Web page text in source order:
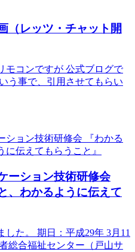
（レッツ・チャット開
モコンですが 公式ブログで
う事で、引用させてもらい
ーション技術研修会
、わかるように伝えて
た。 期日：平成29年 3月11
総合福祉センター（戸山サ